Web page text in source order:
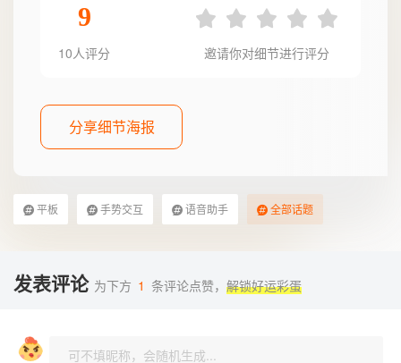
9
10人评分 邀请你对细节进行评分
分享细节海报
平板 手势交互 语音助手 全部话题
发表评论 为下方 1 条评论点赞， 解锁好运彩蛋